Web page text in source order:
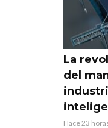
La
del
Hace 23